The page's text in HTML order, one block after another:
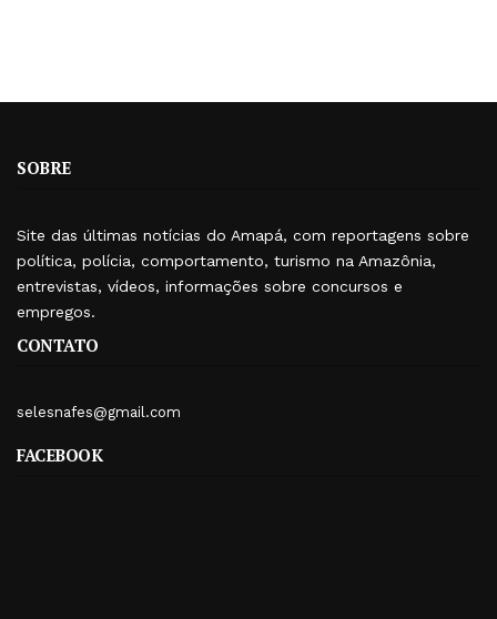
SOBRE
Site das últimas notícias do Amapá, com reportagens sobre
política, polícia, comportamento, turismo na Amazônia,
entrevistas, vídeos, informações sobre concursos e
empregos.
CONTATO
selesnafes@gmail.com
FACEBOOK